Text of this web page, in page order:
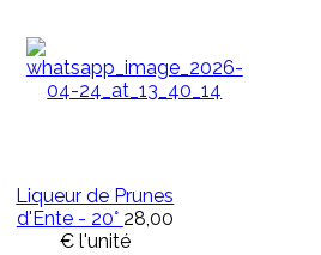
Liqueur de Prunes
d'Ente - 20° 28,00
€ l'unité